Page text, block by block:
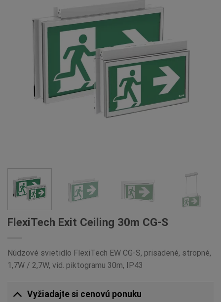
FlexiTech Exit Ceiling 30m CG-S
Núdzové svietidlo FlexiTech EW CG-S, prisadené, stropné,
1,7W / 2,7W, vid. piktogramu 30m, IP43
Vyžiadajte si cenovú ponuku